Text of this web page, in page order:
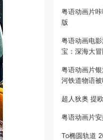
粤语动画片
版
粤语动画电
宝：深海大
粤语动画片
河铁道物语
超人狄奥 提
粤语动画片
To椭圆轨道